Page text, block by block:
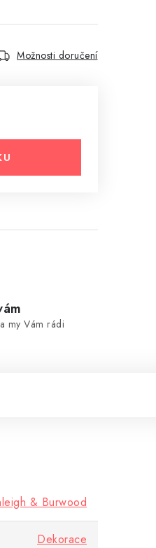
Možnosti doručení
my Vám rádi
& Burwood
Dekorace